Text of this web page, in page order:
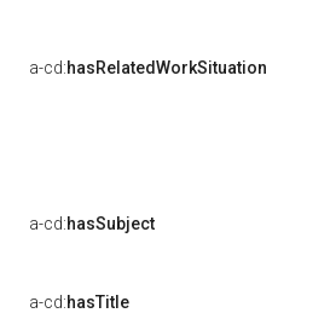
a-cd:hasRelatedWorkSituation
a-cd:hasSubject
a-cd:hasTitle